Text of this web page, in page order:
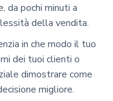
da pochi minuti a
della vendita.
in che modo il tuo
dei tuoi clienti o
dimostrare come
migliore.